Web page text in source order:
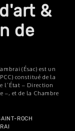
&
de
(Ésac) est un
constitué de la
l’État – Direction
–, et de la Chambre
ROCH